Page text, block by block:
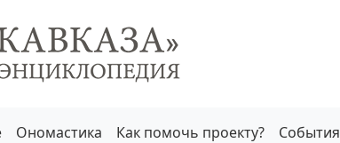
Ономастика Как помочь проекту? События